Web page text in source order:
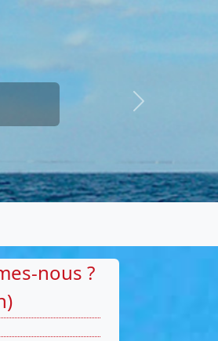
Next
nous ?